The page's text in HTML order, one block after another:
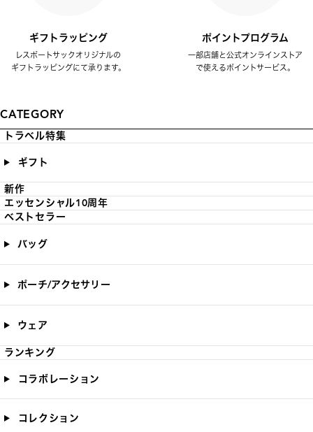
ギフトラッピング
レスポートサックオリジナルの
ギフトラッピングにて承ります。
ポイントプログラム
一部店舗と公式オンラインストア
で使えるポイントサービス。
CATEGORY
トラベル特集
ギフト
新作
エッセンシャル10周年
ベストセラー
バッグ
ポーチ/アクセサリー
ウェア
ランキング
コラボレーション
コレクション